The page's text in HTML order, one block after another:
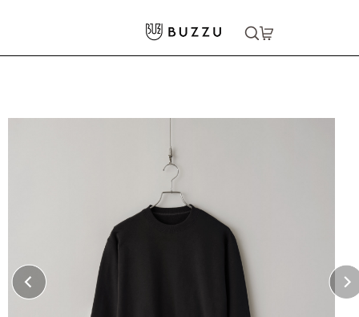
パーカー・スウェット >スウェット
10.0oz レギュラーウェイト スウェットシャツ